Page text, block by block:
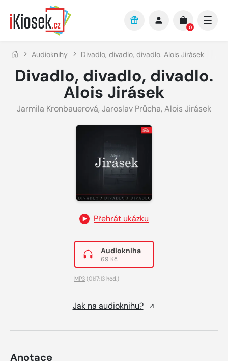
Přejít na hlavní obsah
0
Audioknihy Divadlo, divadlo, divadlo. Alois Jirásek
Divadlo, divadlo, divadlo.
Alois Jirásek
Jarmila Kronbauerová, Jaroslav Průcha, Alois Jirásek
Přehrát ukázku
Audiokniha
69 Kč
MP3 (01:17:13 hod.)
Jak na audioknihu?
Anotace